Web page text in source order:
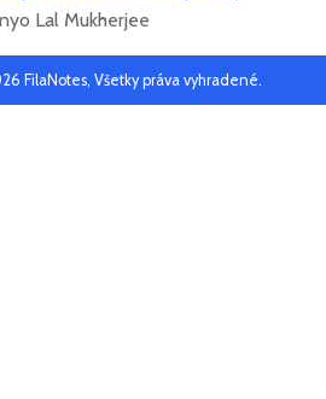
Lal Mukherjee
FilaNotes, Všetky práva vyhradené.